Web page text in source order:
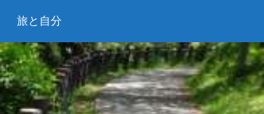
旅と自分